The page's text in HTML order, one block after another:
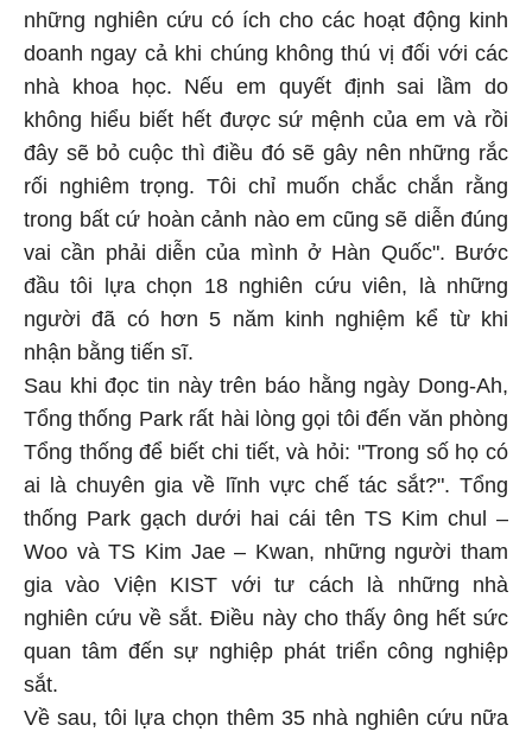
những nghiên cứu có ích cho các hoạt động kinh
doanh ngay cả khi chúng không thú vị đối với các
nhà khoa học. Nếu em quyết định sai lầm do
không hiểu biết hết được sứ mệnh của em và rồi
đây sẽ bỏ cuộc thì điều đó sẽ gây nên những rắc
rối nghiêm trọng. Tôi chỉ muốn chắc chắn rằng
trong bất cứ hoàn cảnh nào em cũng sẽ diễn đúng
vai cần phải diễn của mình ở Hàn Quốc". Bước
đầu tôi lựa chọn 18 nghiên cứu viên, là những
người đã có hơn 5 năm kinh nghiệm kể từ khi
nhận bằng tiến sĩ.
Sau khi đọc tin này trên báo hằng ngày Dong-Ah,
Tổng thống Park rất hài lòng gọi tôi đến văn phòng
Tổng thống để biết chi tiết, và hỏi: "Trong số họ có
ai là chuyên gia về lĩnh vực chế tác sắt?". Tổng
thống Park gạch dưới hai cái tên TS Kim chul –
Woo và TS Kim Jae – Kwan, những người tham
gia vào Viện KIST với tư cách là những nhà
nghiên cứu về sắt. Điều này cho thấy ông hết sức
quan tâm đến sự nghiệp phát triển công nghiệp
sắt.
Về sau, tôi lựa chọn thêm 35 nhà nghiên cứu nữa